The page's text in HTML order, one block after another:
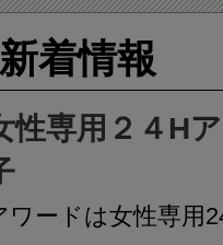
着情報
性専用２４H
ワードは女性専用